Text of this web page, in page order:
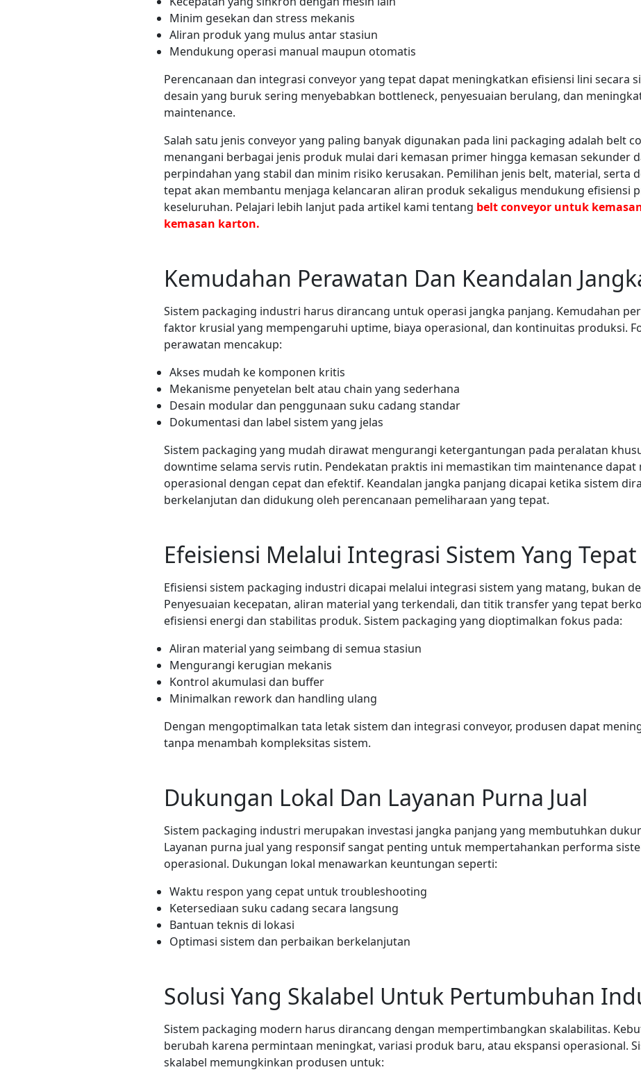
Minim gesekan dan stress mekanis
Aliran produk yang mulus antar stasiun
Mendukung operasi manual maupun otomatis
Perencanaan dan integrasi conveyor yang tepat dapat meningkatkan efisiensi lini secara
desain yang buruk sering menyebabkan bottleneck, penyesuaian berulang, dan
maintenance.
Salah satu jenis conveyor yang paling banyak digunakan pada lini packaging adalah belt
menangani berbagai jenis produk mulai dari kemasan primer hingga kemasan sekunder
perpindahan yang stabil dan minim risiko kerusakan. Pemilihan jenis belt, material, serta
tepat akan membantu menjaga kelancaran aliran produk sekaligus mendukung efisiensi
keseluruhan. Pelajari lebih lanjut pada artikel kami tentang belt conveyor untuk
kemasan karton.
Kemudahan Perawatan Dan Keandalan
Sistem packaging industri harus dirancang untuk operasi jangka panjang. Kemudahan
faktor krusial yang mempengaruhi uptime, biaya operasional, dan kontinuitas produksi.
perawatan mencakup:
Akses mudah ke komponen kritis
Mekanisme penyetelan belt atau chain yang sederhana
Desain modular dan penggunaan suku cadang standar
Dokumentasi dan label sistem yang jelas
Sistem packaging yang mudah dirawat mengurangi ketergantungan pada peralatan
downtime selama servis rutin. Pendekatan praktis ini memastikan tim maintenance dapat
operasional dengan cepat dan efektif. Keandalan jangka panjang dicapai ketika sistem
berkelanjutan dan didukung oleh perencanaan pemeliharaan yang tepat.
Efeisiensi Melalui Integrasi Sistem Yang Tepat
Efisiensi sistem packaging industri dicapai melalui integrasi sistem yang matang, bukan
Penyesuaian kecepatan, aliran material yang terkendali, dan titik transfer yang tepat
efisiensi energi dan stabilitas produk. Sistem packaging yang dioptimalkan fokus pada:
Aliran material yang seimbang di semua stasiun
Mengurangi kerugian mekanis
Kontrol akumulasi dan buffer
Minimalkan rework dan handling ulang
Dengan mengoptimalkan tata letak sistem dan integrasi conveyor, produsen dapat
tanpa menambah kompleksitas sistem.
Dukungan Lokal Dan Layanan Purna Jual
Sistem packaging industri merupakan investasi jangka panjang yang membutuhkan
Layanan purna jual yang responsif sangat penting untuk mempertahankan performa
operasional. Dukungan lokal menawarkan keuntungan seperti:
Waktu respon yang cepat untuk troubleshooting
Ketersediaan suku cadang secara langsung
Bantuan teknis di lokasi
Optimasi sistem dan perbaikan berkelanjutan
Solusi Yang Skalabel Untuk Pertumbuhan
Sistem packaging modern harus dirancang dengan mempertimbangkan skalabilitas.
berubah karena permintaan meningkat, variasi produk baru, atau ekspansi operasional.
skalabel memungkinkan produsen untuk: